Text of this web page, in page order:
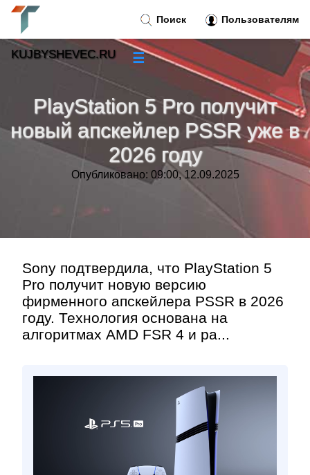
PlayStation 5 Pro получит
новый апскейлер PSSR уже в
2026 году
Опубликовано: 09:00, 12.09.2025
Sony подтвердила, что PlayStation 5
Pro получит новую версию
фирменного апскейлера PSSR в 2026
году. Технология основана на
алгоритмах AMD FSR 4 и ра...
Поиск Пользователям
KUJBYSHEVEC.RU ☰
Новости»
Тренды новостей »
Рубрики»
Контакт»